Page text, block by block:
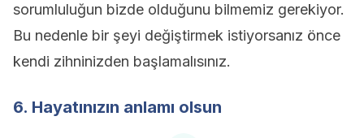
sorumluluğun bizde olduğunu bilmemiz gerekiyor.
Bu nedenle bir şeyi değiştirmek istiyorsanız önce
kendi zihninizden başlamalısınız.
6. Hayatınızın anlamı olsun